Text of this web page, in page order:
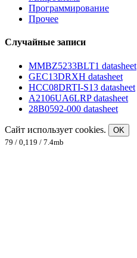
Программирование
Прочее
Случайные записи
MMBZ5233BLT1 datasheet
GEC13DRXH datasheet
HCC08DRTI-S13 datasheet
A2106UA6LRP datasheet
28B0592-000 datasheet
Сайт использует cookies.
OK
79 / 0,119 / 7.4mb